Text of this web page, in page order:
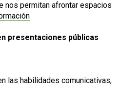
nos permitan afrontar espacios
presentaciones públicas
las habilidades comunicativas,